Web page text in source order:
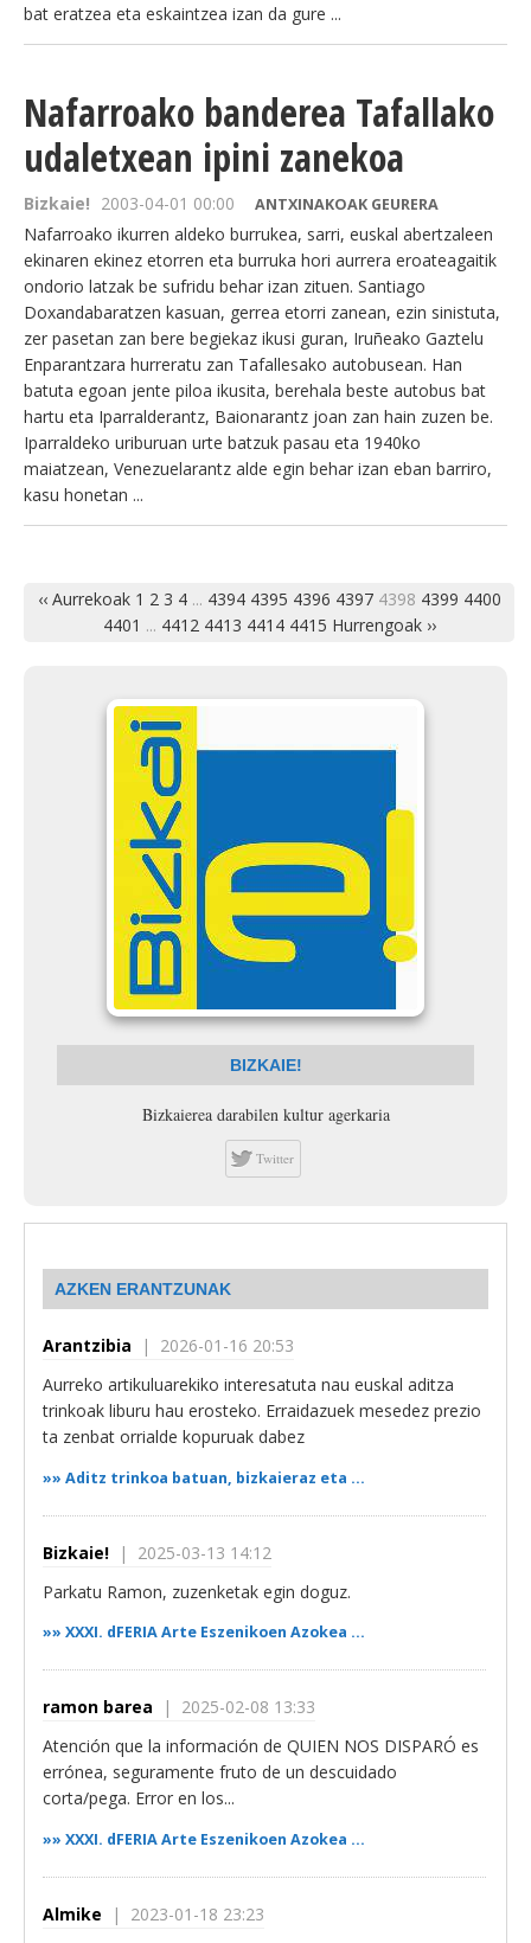
bat eratzea eta eskaintzea izan da gure ...
Nafarroako banderea Tafallako
udaletxean ipini zanekoa
Bizkaie! 2003-04-01 00:00 ANTXINAKOAK GEURERA
Nafarroako ikurren aldeko burrukea, sarri, euskal abertzaleen
ekinaren ekinez etorren eta burruka hori aurrera eroateagaitik
ondorio latzak be sufridu behar izan zituen. Santiago
Doxandabaratzen kasuan, gerrea etorri zanean, ezin sinistuta,
zer pasetan zan bere begiekaz ikusi guran, Iruñeako Gaztelu
Enparantzara hurreratu zan Tafallesako autobusean. Han
batuta egoan jente piloa ikusita, berehala beste autobus bat
hartu eta Iparralderantz, Baionarantz joan zan hain zuzen be.
Iparraldeko uriburuan urte batzuk pasau eta 1940ko
maiatzean, Venezuelarantz alde egin behar izan eban barriro,
kasu honetan ...
‹‹ Aurrekoak 1 2 3 4... 4394 4395 4396 4397 4398 4399 4400
4401 ... 4412 4413 4414 4415 Hurrengoak ››
BIZKAIE!
Bizkaierea darabilen kultur agerkaria
Twitter
AZKEN ERANTZUNAK
Arantzibia
| 2026-01-16 20:53
Aurreko artikuluarekiko interesatuta nau euskal aditza
trinkoak liburu hau erosteko. Erraidazuek mesedez prezio
ta zenbat orrialde kopuruak dabez
»» Aditz trinkoa batuan, bizkaieraz eta ...
Bizkaie! | 2025-03-13 14:12
Parkatu Ramon, zuzenketak egin doguz.
»» XXXI. dFERIA Arte Eszenikoen Azokea ...
ramon barea | 2025-02-08 13:33
Atención que la información de QUIEN NOS DISPARÓ es
errónea, seguramente fruto de un descuidado
corta/pega. Error en los...
»» XXXI. dFERIA Arte Eszenikoen Azokea ...
Almike | 2023-01-18 23:23